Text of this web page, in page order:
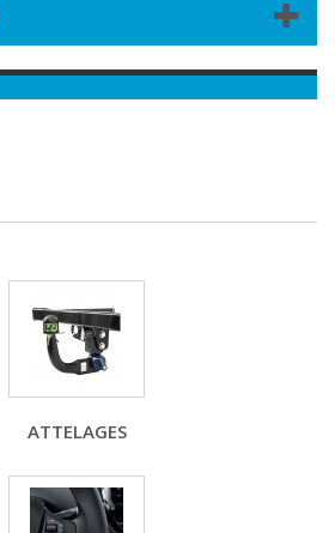
ATTELAGES